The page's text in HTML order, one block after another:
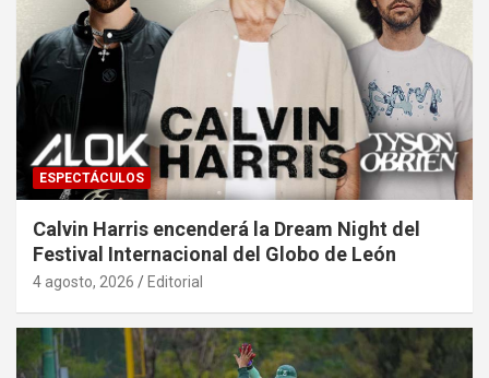
ESPECTÁCULOS
Calvin Harris encenderá la Dream Night del
Festival Internacional del Globo de León
4 agosto, 2026 Editorial